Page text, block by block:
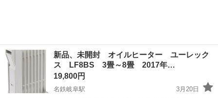
新品、未開封 オイルヒーター ユーレック
ス LF8BS 3畳～8畳 2017年…
19,800円
名鉄岐阜駅
3月20日